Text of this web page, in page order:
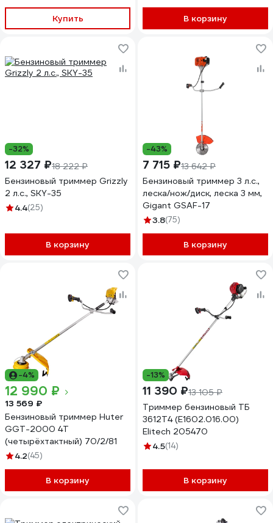
Купить В корзину
-32%
12 327 ₽18 222 ₽
Бензиновый триммер Grizzly
2 л.с., SKY-35
4.4(25)
В корзину
-43%
7 715 ₽13 642 ₽
Бензиновый триммер 3 л.с.,
леска/нож/диск, леска 3 мм,
Gigant GSAF-17
3.8(75)
В корзину
-4%
12 990 ₽
13 569 ₽
Бензиновый триммер Huter
GGT-2000 4Т
(четырёхтактный) 70/2/81
4.2(45)
В корзину
-13%
11 390 ₽13 105 ₽
Триммер бензиновый ТБ
3612T4 (E1602.016.00)
Elitech 205470
4.5(14)
В корзину